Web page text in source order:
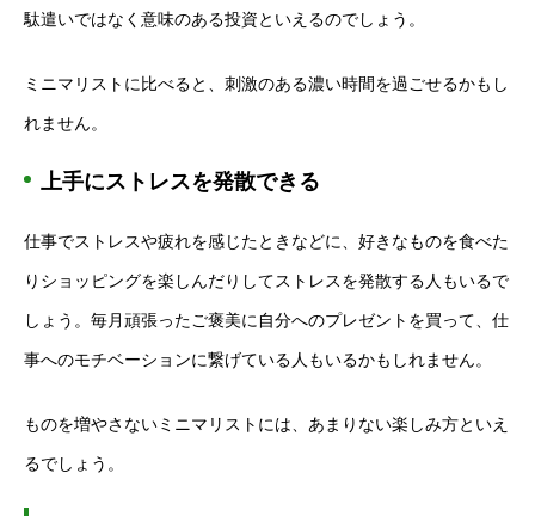
駄遣いではなく意味のある投資といえるのでしょう。
ミニマリストに比べると、刺激のある濃い時間を過ごせるかもし
れません。
上手にストレスを発散できる
仕事でストレスや疲れを感じたときなどに、好きなものを食べた
りショッピングを楽しんだりしてストレスを発散する人もいるで
しょう。毎月頑張ったご褒美に自分へのプレゼントを買って、仕
事へのモチベーションに繋げている人もいるかもしれません。
ものを増やさないミニマリストには、あまりない楽しみ方といえ
るでしょう。